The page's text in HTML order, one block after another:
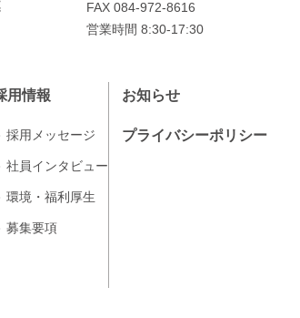
FAX 084-972-8616
営業時間 8:30-17:30
用情報
採用メッセージ
社員インタビュー
環境・福利厚生
募集要項
お知らせ
プライバシーポリシー